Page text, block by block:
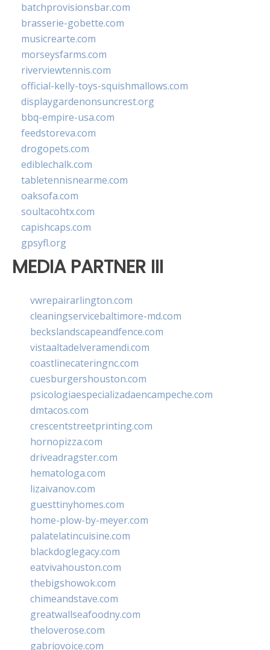
batchprovisionsbar.com
brasserie-gobette.com
musicrearte.com
morseysfarms.com
riverviewtennis.com
official-kelly-toys-squishmallows.com
displaygardenonsuncrest.org
bbq-empire-usa.com
feedstoreva.com
drogopets.com
ediblechalk.com
tabletennisnearme.com
oaksofa.com
soultacohtx.com
capishcaps.com
gpsyfl.org
MEDIA PARTNER III
vwrepairarlington.com
cleaningservicebaltimore-md.com
beckslandscapeandfence.com
vistaaltadelveramendi.com
coastlinecateringnc.com
cuesburgershouston.com
psicologiaespecializadaencampeche.com
dmtacos.com
crescentstreetprinting.com
hornopizza.com
driveadragster.com
hematologa.com
lizaivanov.com
guesttinyhomes.com
home-plow-by-meyer.com
palatelatincuisine.com
blackdoglegacy.com
eatvivahouston.com
thebigshowok.com
chimeandstave.com
greatwallseafoodny.com
theloverose.com
gabriovoice.com